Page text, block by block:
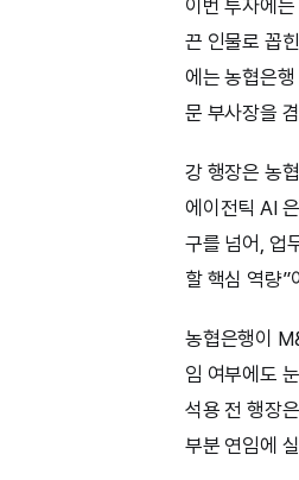
이번 투자에
끈 인물로 꼽
에는 농협은
문 부사장을
강 행장은 농
에이전틱 AI
구를 넘어, 업
할 핵심 역량”
농협은행이
임 여부에도
석용 전 행장
부분 연임에